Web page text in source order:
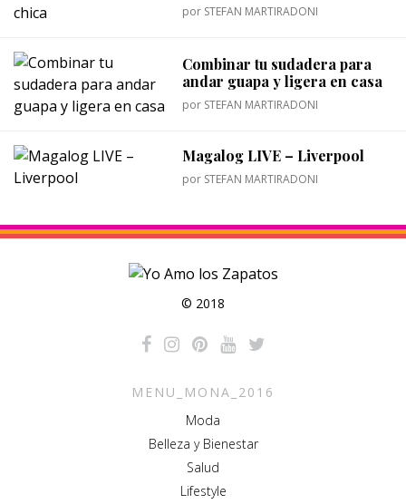
por STEFAN MARTIRADONI
Combinar tu sudadera para
andar guapa y ligera en casa
por STEFAN MARTIRADONI
Magalog LIVE – Liverpool
por STEFAN MARTIRADONI
© 2018
MENU_MONA_2016
Moda
Belleza y Bienestar
Salud
Lifestyle